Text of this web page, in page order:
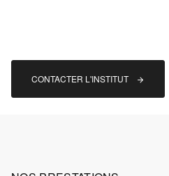
CONTACTER L'INSTITUT